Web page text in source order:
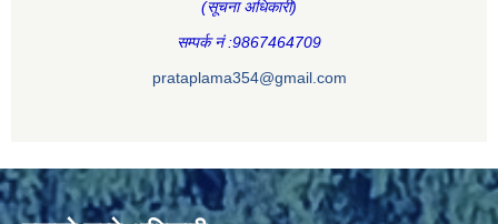
(सूचना अधिकारी)
सम्पर्क नं :9867464709
prataplama354@gmail.com